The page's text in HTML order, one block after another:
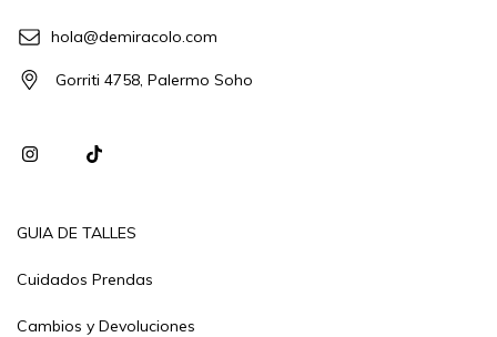
hola@demiracolo.com
Gorriti 4758, Palermo Soho
GUIA DE TALLES
Cuidados Prendas
Cambios y Devoluciones